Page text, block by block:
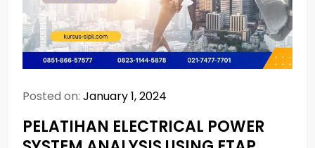
Posted on: January 1, 2024
PELATIHAN ELECTRICAL POWER